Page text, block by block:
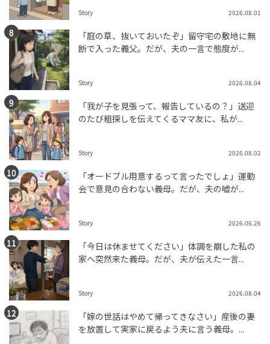
Story 2026.08.01
「庭の草、抜いておいたぞ」留守宅の敷地に無
断で入った義父。だが、夫の一言で態度が...
Story 2026.08.04
「我が子を見張って、報告しているの？」送迎
のたび粗探しを伝えてくるママ友に、私が...
Story 2026.08.02
「オードブル用意するって言ったでしょ」運動
会で意見の合わない義母。だが、夫の嘘が...
Story 2026.06.26
「今日は休ませてください」体調を崩した私の
家へ突然来た義母。だが、夫が伝えた一言...
Story 2026.08.04
「嫁の世話はやめて帰ってきなさい」産後の妻
を放置して実家に戻るよう夫に言う義母。...